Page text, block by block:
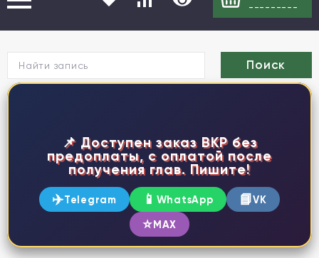
---------
📌 Доступен заказ ВКР без
предоплаты, с оплатой после
получения глав. Пишите!
✈️Telegram 📱 WhatsApp 📘VK
⭐MAX